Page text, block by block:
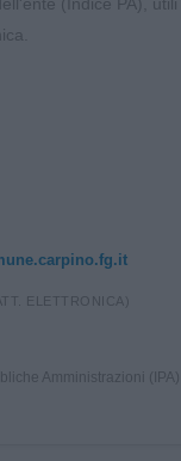
(Indice PA),
ELETTRONICA)
Amministrazioni